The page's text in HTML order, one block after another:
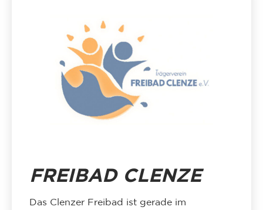
FREIBAD CLENZE
Das Clenzer Freibad ist gerade im